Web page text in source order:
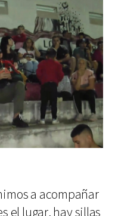
a acompañar
el lugar, hay sillas